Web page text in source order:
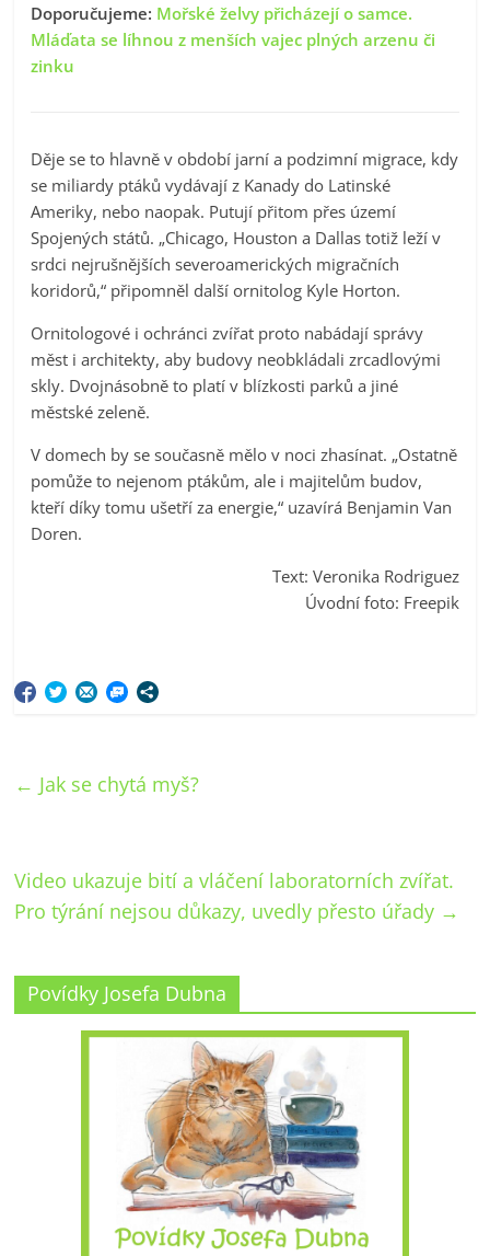
Doporučujeme: Mořské želvy přicházejí o samce.
Mláďata se líhnou z menších vajec plných arzenu či
zinku
Děje se to hlavně v období jarní a podzimní migrace, kdy
se miliardy ptáků vydávají z Kanady do Latinské
Ameriky, nebo naopak. Putují přitom přes území
Spojených států. „Chicago, Houston a Dallas totiž leží v
srdci nejrušnějších severoamerických migračních
koridorů,“ připomněl další ornitolog Kyle Horton.
Ornitologové i ochránci zvířat proto nabádají správy
měst i architekty, aby budovy neobkládali zrcadlovými
skly. Dvojnásobně to platí v blízkosti parků a jiné
městské zeleně.
V domech by se současně mělo v noci zhasínat. „Ostatně
pomůže to nejenom ptákům, ale i majitelům budov,
kteří díky tomu ušetří za energie,“ uzavírá Benjamin Van
Doren.
Text: Veronika Rodriguez
Úvodní foto: Freepik
← Jak se chytá myš?
Video ukazuje bití a vláčení laboratorních zvířat.
Pro týrání nejsou důkazy, uvedly přesto úřady →
Povídky Josefa Dubna